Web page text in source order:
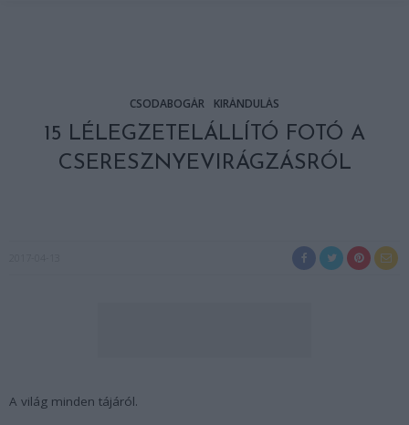
CSODABOGÁR KIRÁNDULÁS
15 LÉLEGZETELÁLLÍTÓ FOTÓ A
CSERESZNYEVIRÁGZÁSRÓL
A világ minden tájáról.